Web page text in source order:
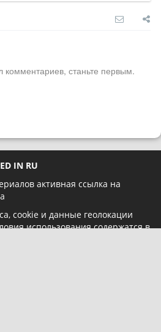
комментариев, станьте первым.
IN RU
активная ссылка на
cookie и данные геолокации
использования содержатся в